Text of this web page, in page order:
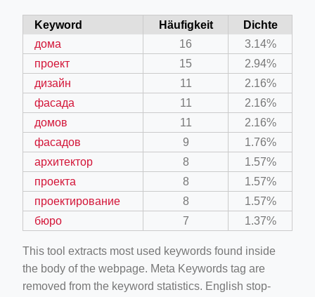
Keyword Häufigkeit
Dichte
дома
16
3.14%
проект
15
2.94%
дизайн
11
2.16%
фасада
11
2.16%
домов
11
2.16%
фасадов
9
1.76%
архитектор
8
1.57%
проекта
8
1.57%
проектирование
8
1.57%
бюро
7 1.37%
This tool extracts most used keywords found inside
the body of the webpage. Meta Keywords tag are
removed from the keyword statistics. English stop-